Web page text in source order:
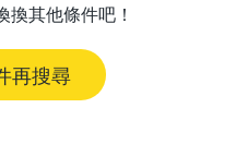
其他條件吧！
再搜尋